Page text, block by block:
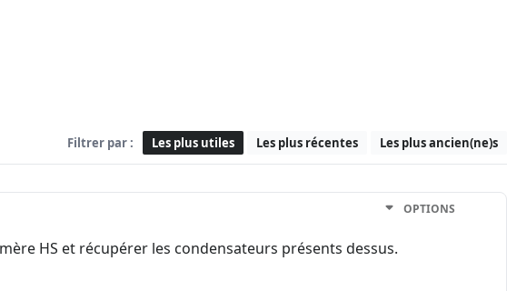
Filtrer par : Les plus utiles Les plus récentes Les plus ancien(ne)s
OPTIONS
HS et récupérer les condensateurs présents dessus.